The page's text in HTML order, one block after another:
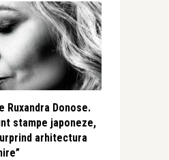
Ruxandra Donose.
stampe japoneze,
arhitectura